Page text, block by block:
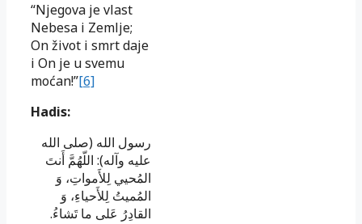
“Njegova je vlast
Nebesa i Zemlje;
On život i smrt daje
i On je u svemu
moćan!”[6]
Hadis:
رسول الله (صلى الله
عليه وآله): اللّهُمَّ أَنتَ
المُحيي لِلأَمواتِ، وَ
المُميتُ لِلأَحياءِ، وَ
القادِرُ عَلى ما تَشاءُ.